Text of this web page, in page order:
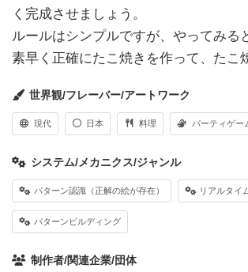
く完成させましょう。
ルールはシンプルですが、やってみる
素早く正確にたこ焼きを作って、たこ
世界観/フレーバー/アートワーク
現代 日本 料理 パーティゲー
システム/メカニクス/ジャンル
パターン認識（正解の絵が存在） リアルタイ
パターンビルディング
制作者/関連企業/団体